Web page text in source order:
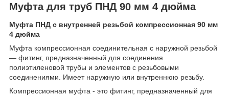
Муфта для труб ПНД 90 мм 4 дюйма
Муфта ПНД с внутренней резьбой компрессионная 90 мм
4 дюйма
Муфта компрессионная соединительная c наружной резьбой
— фитинг, предназначенный для соединения
полиэтиленовой трубы и элементов с резьбовыми
соединениями. Имеет наружную или внутреннюю резьбу.
Компрессионная муфта - это фитинг, предназначенный для